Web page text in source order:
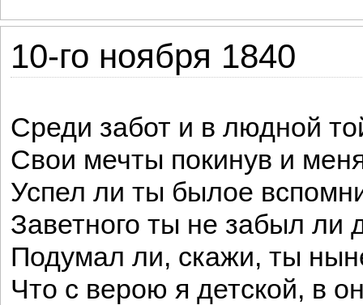
10-го ноября 1840
Среди забот и в людной
Свои мечты покинув и
Успел ли ты былое
Заветного ты не забыл ли
Подумал ли, скажи, ты
Что с верою я детской, в